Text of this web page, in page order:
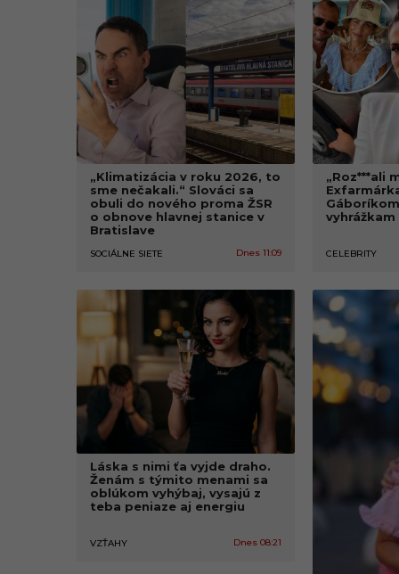
a
j
v
ä
č
š
k
o
m
u
n
i
t
n
ý
z
„Klimatizácia v roku 2026, to
sme nečakali.“ Slováci sa
obuli do nového proma ŽSR
o obnove hlavnej stanice v
Bratislave
SOCIÁLNE SIETE Dnes 11:09
„Roz***ali
CELEBRITY
Láska s nimi ťa vyjde draho.
Ženám s týmito menami sa
oblúkom vyhýbaj, vysajú z
teba peniaze aj energiu
VZŤAHY Dnes 08:21